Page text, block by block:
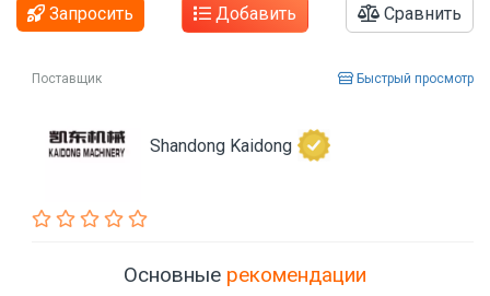
Запросить Добавить Сравнить
Поставщик Быстрый просмотр
Shandong Kaidong
Основные рекомендации